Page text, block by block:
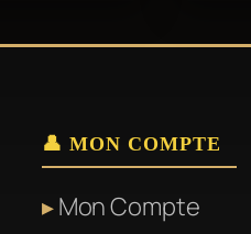
👤 MON COMPTE
Mon Compte